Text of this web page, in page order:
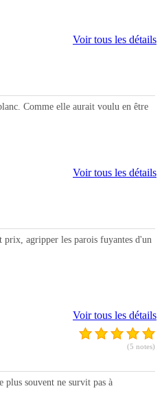
Voir tous les détails
Comme elle aurait voulu en être
Voir tous les détails
agripper les parois fuyantes d'un
Voir tous les détails
(5 notes)
plus souvent ne survit pas à